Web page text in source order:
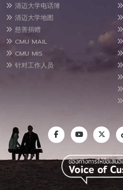
清迈大学电话簿
清迈大学地图
慈善捐赠
CMU MAIL
CMU MIS
针对工作人员